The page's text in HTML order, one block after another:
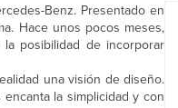
Benz. Presentado en
Hace unos pocos meses,
posibilidad de incorporar
una visión de diseño.
la simplicidad y con